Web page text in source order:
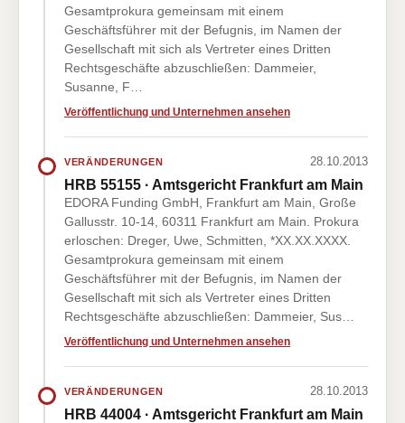
Gesamtprokura gemeinsam mit einem
Geschäftsführer mit der Befugnis, im Namen der
Gesellschaft mit sich als Vertreter eines Dritten
Rechtsgeschäfte abzuschließen: Dammeier,
Susanne, F…
Veröffentlichung und Unternehmen ansehen
VERÄNDERUNGEN 28.10.2013
HRB 55155 · Amtsgericht Frankfurt am Main
EDORA Funding GmbH, Frankfurt am Main, Große
Gallusstr. 10-14, 60311 Frankfurt am Main. Prokura
erloschen: Dreger, Uwe, Schmitten, *XX.XX.XXXX.
Gesamtprokura gemeinsam mit einem
Geschäftsführer mit der Befugnis, im Namen der
Gesellschaft mit sich als Vertreter eines Dritten
Rechtsgeschäfte abzuschließen: Dammeier, Sus…
Veröffentlichung und Unternehmen ansehen
VERÄNDERUNGEN 28.10.2013
HRB 44004 · Amtsgericht Frankfurt am Main